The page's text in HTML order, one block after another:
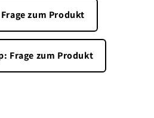
zum Produkt
Frage zum Produkt